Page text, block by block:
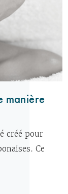
manière
créé pour
Ce